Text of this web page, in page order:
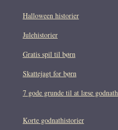
Halloween historier
Julehistorier
Gratis spil til børn
Skattejagt for børn
7 gode grunde til at læse
Korte godnathistorier